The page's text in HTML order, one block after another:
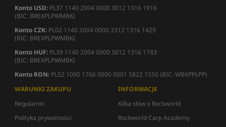
Konto USD: PL37 1140 2004 0000 3012 1316 1916
(BIC: BREXPLPWMBK)
Konto CZK: PL02 1140 2004 0000 3312 1316 1429
(BIC: BREXPLPWMBK)
Konto HUF: PL39 1140 2004 0000 3012 1316 1783
(BIC: BREXPLPWMBK)
Konto RON: PL52 1090 1766 0000 0001 5822 1550 (BIC: WBKPPLPP)
WARUNKI ZAKUPU
Regulamin
Polityka prywatności
INFORMACJE
Kilka słów o Rockworld
Rockworld Carp Academy